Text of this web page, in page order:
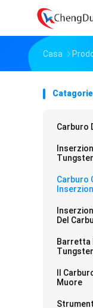
Casa
Carburo
Carburo
Del
Barretta
Il
Muore